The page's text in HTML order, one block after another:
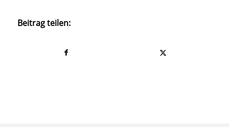
Beitrag teilen: